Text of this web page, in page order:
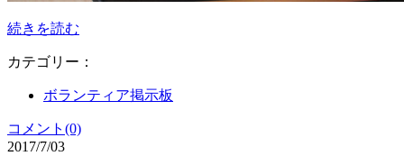
続きを読む
カテゴリー：
ボランティア掲示板
コメント(0)
2017/7/03